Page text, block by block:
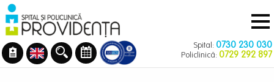
Mergi
la
conţinutul
principal
Navigare
principală
Spital: 0730 230 030
Policlinică: 0729 292 897